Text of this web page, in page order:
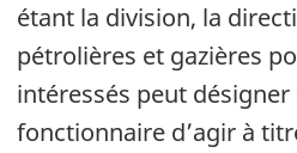
a
l
e
:
a
r
g
n
étant la division, la
pétrolières et gazières
intéressés peut
fonctionnaire d’agir à